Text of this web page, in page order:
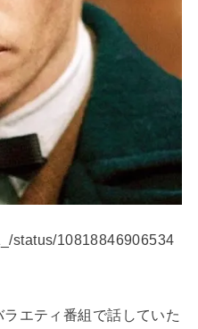
status/10818846906534
エティ番組で話していた